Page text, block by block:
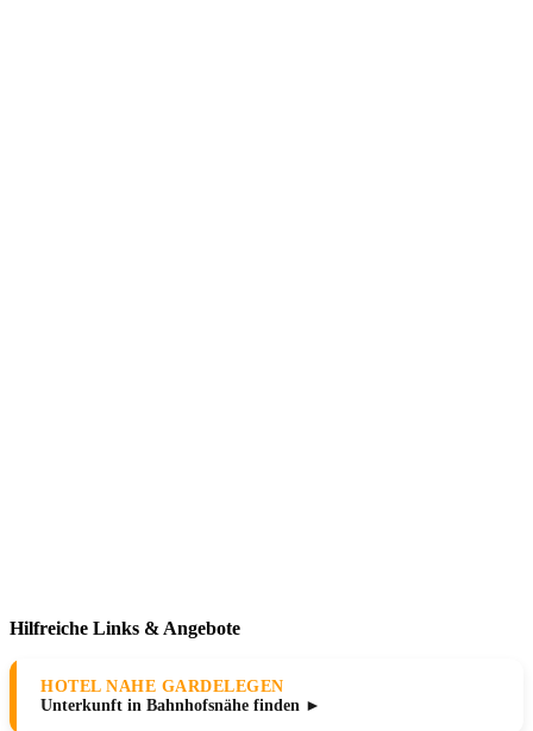
Hilfreiche Links & Angebote
HOTEL NAHE GARDELEGEN
Unterkunft in Bahnhofsnähe finden ►